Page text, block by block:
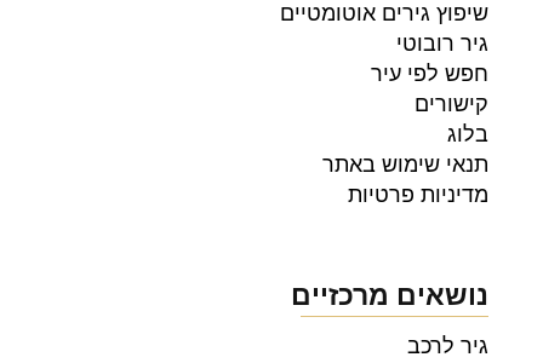
שיפוץ גירים אוטומטיים
גיר רובוטי
חפש לפי עיר
קישורים
בלוג
תנאי שימוש באתר
מדיניות פרטיות
נושאים מרכזיים
גיר לרכב